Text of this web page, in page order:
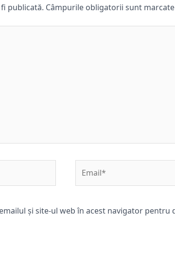
publicată. Câmpurile obligatorii sunt
și site-ul web în acest navigator pentru